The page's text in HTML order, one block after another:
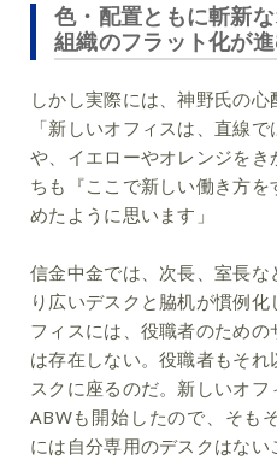
色・配置ともに斬新
組織のフラット化が
しかし実際には、神野氏の心
「新しいオフィスは、直線
や、イエローやオレンジを
ちも『ここで新しい働き方
めたように思います」
信金中金では、次長、室長
り広いデスクと脇机が慣例
フィスには、役職者のため
は存在しない。役職者もそ
スクに座るのだ。新しいオ
ABWも開始したので、そも
には自分専用のデスクはない